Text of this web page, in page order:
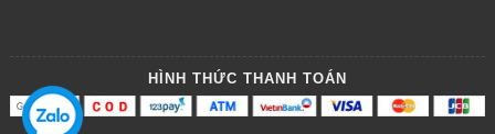
HÌNH THỨC THANH TOÁN